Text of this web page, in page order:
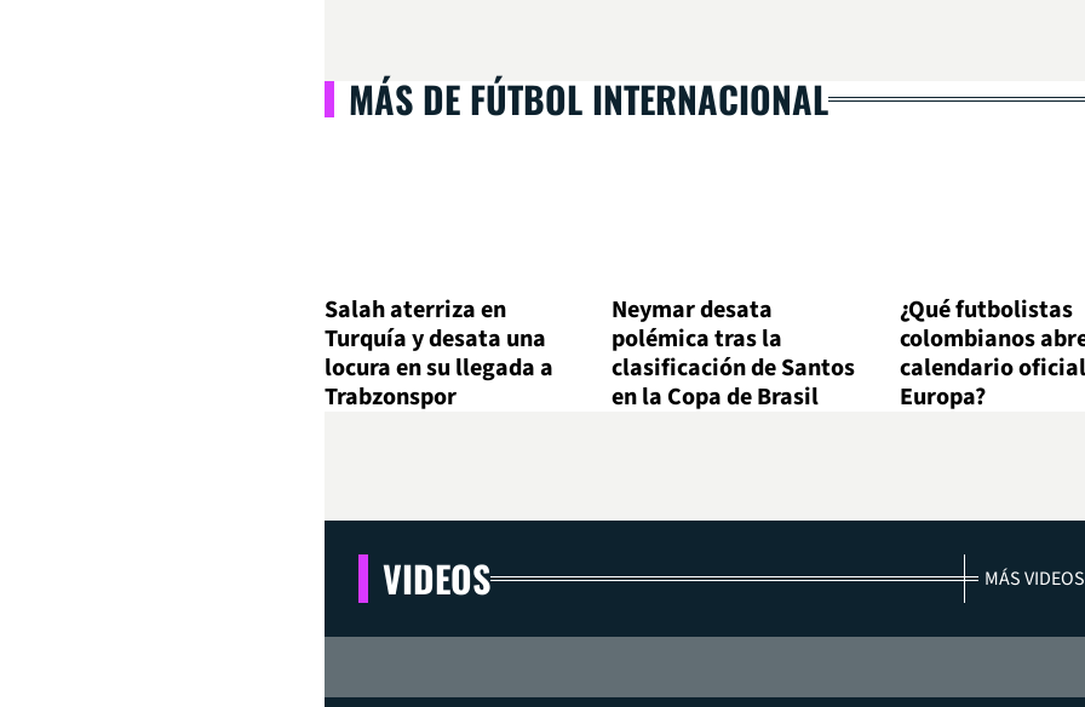
MÁS DE FÚTBOL INTERNACIONAL
Salah aterriza en
Turquía y desata una
locura en su llegada a
Trabzonspor
Neymar desata
polémica tras la
clasificación de Santos
en la Copa de Brasil
¿Qué futbolistas
colombianos
calendario
Europa?
VIDEOS MÁS VIDEOS